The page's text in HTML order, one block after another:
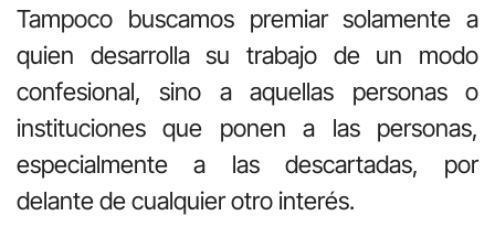
Tampoco buscamos premiar solamente a
quien desarrolla su trabajo de un modo
confesional, sino a aquellas personas o
instituciones que ponen a las personas,
especialmente a las descartadas, por
delante de cualquier otro interés.